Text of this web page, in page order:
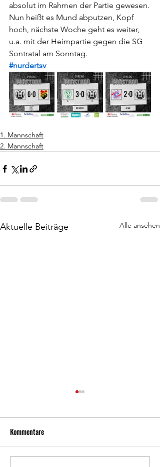
absolut im Rahmen der Partie gewesen.
Nun heißt es Mund abputzen, Kopf
hoch, nächste Woche geht es weiter,
u.a. mit der Heimpartie gegen die SG
Sontratal am Sonntag.
#nurdertsv
1. Mannschaft
2. Mannschaft
Aktuelle Beiträge Alle ansehen
Kommentare